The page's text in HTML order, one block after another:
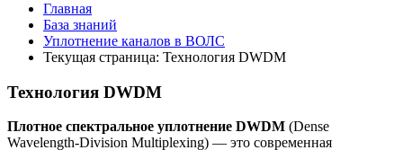
Главная
База знаний
Уплотнение каналов в ВОЛС
Текущая страница: Технология DWDM
Технология DWDM
Плотное спектральное уплотнение DWDM (Dense
Wavelength-Division Multiplexing) — это современная